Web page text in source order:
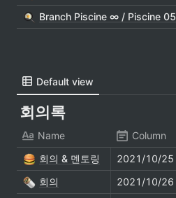
Branch Piscine ∞ / Piscine 05
Default view
회의록
Name Column
회의 & 멘토링
2021/10/25
회의
2021/10/26